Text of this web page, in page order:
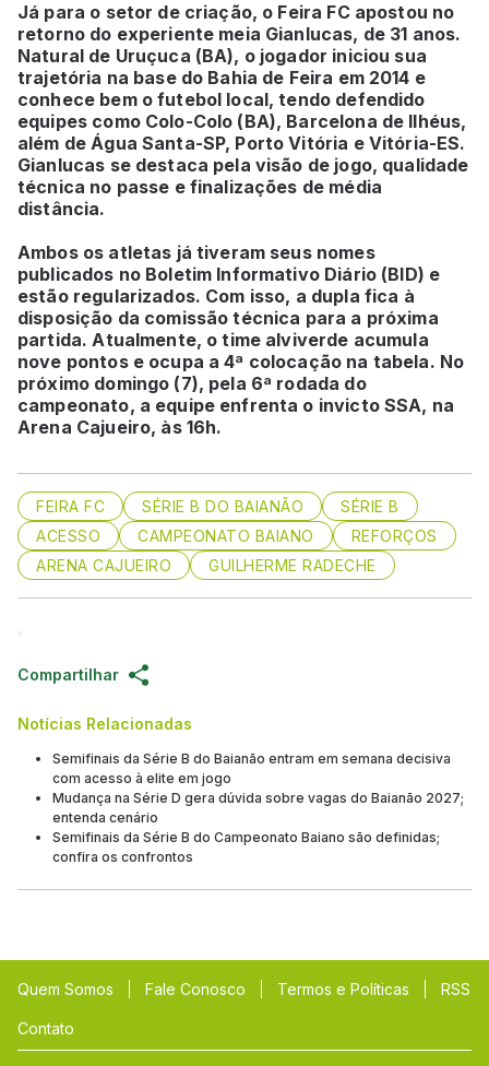
Já para o setor de criação, o Feira FC apostou no
retorno do experiente meia Gianlucas, de 31 anos.
Natural de Uruçuca (BA), o jogador iniciou sua
trajetória na base do Bahia de Feira em 2014 e
conhece bem o futebol local, tendo defendido
equipes como Colo-Colo (BA), Barcelona de Ilhéus,
além de Água Santa-SP, Porto Vitória e Vitória-ES.
Gianlucas se destaca pela visão de jogo, qualidade
técnica no passe e finalizações de média
distância.
Ambos os atletas já tiveram seus nomes
publicados no Boletim Informativo Diário (BID) e
estão regularizados. Com isso, a dupla fica à
disposição da comissão técnica para a próxima
partida. Atualmente, o time alviverde acumula
nove pontos e ocupa a 4ª colocação na tabela. No
próximo domingo (7), pela 6ª rodada do
campeonato, a equipe enfrenta o invicto SSA, na
Arena Cajueiro, às 16h.
FEIRA FC SÉRIE B DO BAIANÃO
SÉRIE B
ACESSO
CAMPEONATO BAIANO
REFORÇOS
ARENA CAJUEIRO
GUILHERME RADECHE
Compartilhar
Notícias Relacionadas
Semifinais da Série B do Baianão entram em semana decisiva
com acesso à elite em jogo
Mudança na Série D gera dúvida sobre vagas do Baianão 2027;
entenda cenário
Semifinais da Série B do Campeonato Baiano são definidas;
confira os confrontos
Quem Somos Fale Conosco Termos e Políticas RSS
Contato